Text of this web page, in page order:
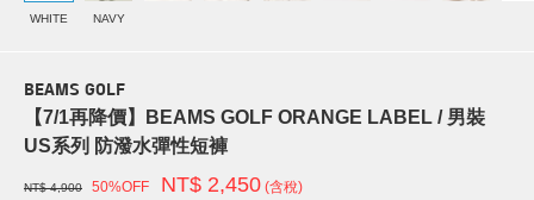
WHITE NAVY
BEAMS GOLF
【7/1再降價】BEAMS GOLF ORANGE LABEL / 男裝
US系列 防潑水彈性短褲
NT$ 4,900 50%OFF NT$ 2,450 (含稅)